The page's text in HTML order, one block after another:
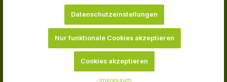
Datenschutzeinstellungen
Nur funktionale Cookies akzeptieren
Cookies akzeptieren
- Impressum